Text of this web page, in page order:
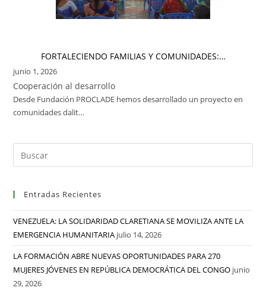
FORTALECIENDO FAMILIAS Y COMUNIDADES:…
junio 1, 2026
Cooperación al desarrollo
Desde Fundación PROCLADE hemos desarrollado un proyecto en
comunidades dalit…
Entradas Recientes
VENEZUELA: LA SOLIDARIDAD CLARETIANA SE MOVILIZA ANTE LA
EMERGENCIA HUMANITARIA julio 14, 2026
LA FORMACIÓN ABRE NUEVAS OPORTUNIDADES PARA 270
MUJERES JÓVENES EN REPÚBLICA DEMOCRÁTICA DEL CONGO junio
29, 2026